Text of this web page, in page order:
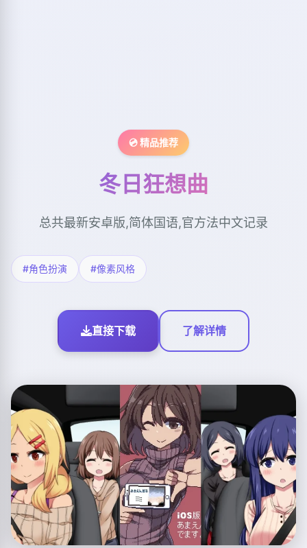
💿 精品推荐
冬日狂想曲
总共最新安卓版,简体国语,官方法中文记录
#角色扮演 #像素风格
直接下载 了解详情